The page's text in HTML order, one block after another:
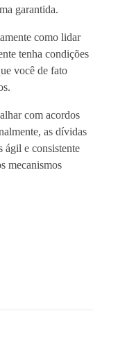
garantida.
como lidar
tenha condições
você de fato
com acordos
as dívidas
ágil e consistente
mecanismos